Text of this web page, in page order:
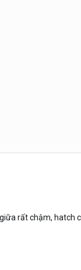
rất chậm, hatch